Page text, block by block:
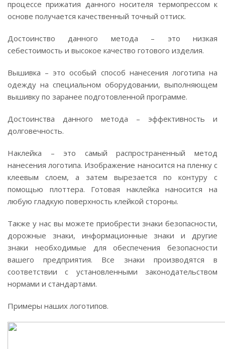
процессе прижатия данного носителя термопрессом к
основе получается качественный точный оттиск.
Достоинство данного метода – это низкая
себестоимость и высокое качество готового изделия.
Вышивка – это особый способ нанесения логотипа на
одежду на специальном оборудовании, выполняющем
вышивку по заранее подготовленной программе.
Достоинства данного метода – эффективность и
долговечность.
Наклейка – это самый распространенный метод
нанесения логотипа. Изображение наносится на пленку с
клеевым слоем, а затем вырезается по контуру с
помощью плоттера. Готовая наклейка наносится на
любую гладкую поверхность клейкой стороны.
Также у нас вы можете приобрести знаки безопасности,
дорожные знаки, информационные знаки и другие
знаки необходимые для обеспечения безопасности
вашего предприятия. Все знаки производятся в
соответствии с установленными законодательством
нормами и стандартами.
Примеры наших логотипов.